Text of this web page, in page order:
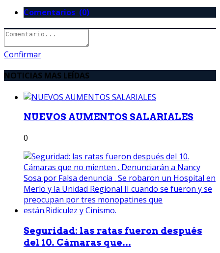
Comentarios (0)
Confirmar
NOTICIAS MAS LEÍDAS
NUEVOS AUMENTOS SALARIALES
0
Seguridad: las ratas fueron después
del 10. Cámaras que...